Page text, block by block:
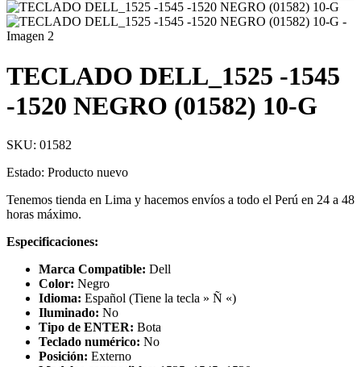
TECLADO DELL_1525 -1545
-1520 NEGRO (01582) 10-G
SKU: 01582
Estado: Producto nuevo
Tenemos tienda en Lima y hacemos envíos a todo el Perú en 24 a 48
horas máximo.
Especificaciones:
Marca Compatible: Dell
Color: Negro
Idioma: Español (Tiene la tecla » Ñ «)
Iluminado: No
Tipo de ENTER: Bota
Teclado numérico: No
Posición: Externo